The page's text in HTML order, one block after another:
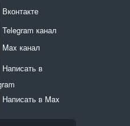
Вконтакте
Telegram канал
Max канал
Написать в
Написать в Max